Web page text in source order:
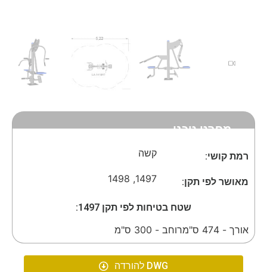
מפרט טכני
רמת קושי: קשה
מאושר לפי תקן: 1497
,
1498
שטח בטיחות לפי תקן 1497:
אורך - 474 ס"מ רוחב - 300 ס"מ
DWG להורדה